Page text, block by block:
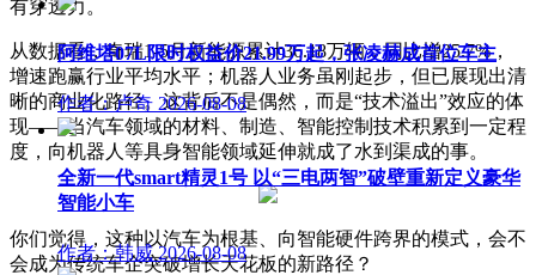
有穿透力。
从数据看，奇瑞1-5月新能源累计36.18万辆，同比增25.7%，
增速跑赢行业平均水平；机器人业务虽刚起步，但已展现出清
晰的商业化路径。这背后不是偶然，而是“技术溢出”效应的体
现——当汽车领域的材料、制造、智能控制技术积累到一定程
度，向机器人等具身智能领域延伸就成了水到渠成的事。
你们觉得，这种以汽车为根基、向智能硬件跨界的模式，会不
会成为传统车企突破增长天花板的新路径？
阿维塔07L限时权益价21.99万起，张凌赫成首位车主
作者：卢奇 2026-08-08
全新一代smart精灵1号 以“三电两智”破壁重新定义豪华
智能小车
作者：韩威 2026-08-08